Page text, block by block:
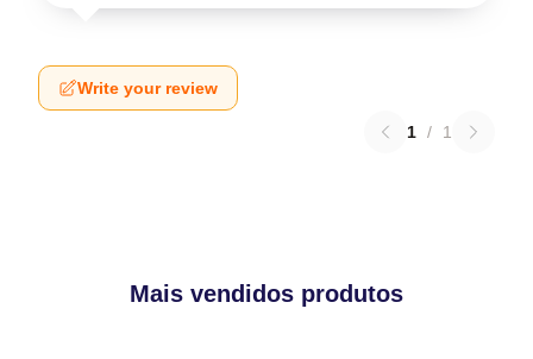
Write your review
1 / 1
Mais vendidos produtos